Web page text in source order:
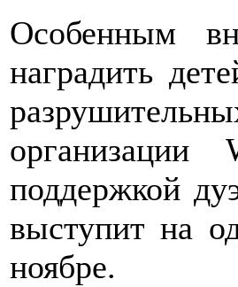
Особенным
наградить
организации
поддержкой
выступит на
ноябре.